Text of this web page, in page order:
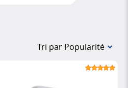
Tri par Popularité